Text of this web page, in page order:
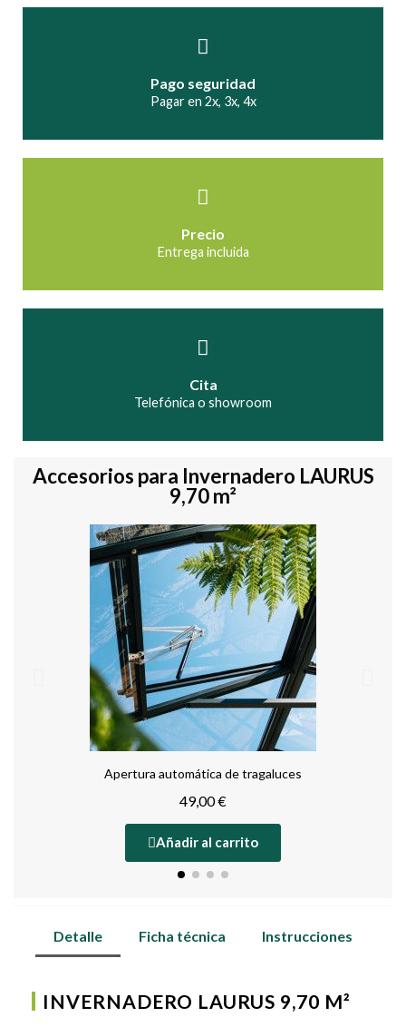
Pago seguridad
Pagar en 2x, 3x, 4x
Precio
Entrega incluida
Cita
Telefónica o showroom
Accesorios para Invernadero LAURUS
9,70 m²
Apertura automática de tragaluces
49,00 €
Añadir al carrito
Detalle Ficha técnica Instrucciones
INVERNADERO LAURUS 9,70 M²